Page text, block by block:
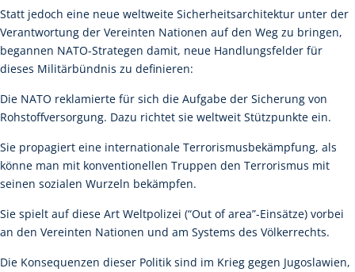
Statt jedoch eine neue weltweite Sicherheitsarchitektur unter der
Verantwortung der Vereinten Nationen auf den Weg zu bringen,
begannen NATO-Strategen damit, neue Handlungsfelder für
dieses Militärbündnis zu definieren:
Die NATO reklamierte für sich die Aufgabe der Sicherung von
Rohstoffversorgung. Dazu richtet sie weltweit Stützpunkte ein.
Sie propagiert eine internationale Terrorismusbekämpfung, als
könne man mit konventionellen Truppen den Terrorismus mit
seinen sozialen Wurzeln bekämpfen.
Sie spielt auf diese Art Weltpolizei (“Out of area”-Einsätze) vorbei
an den Vereinten Nationen und am Systems des Völkerrechts.
Die Konsequenzen dieser Politik sind im Krieg gegen Jugoslawien,